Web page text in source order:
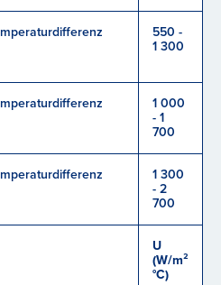
550 -
1 300
1 000
- 1
700
1 300
- 2
700
U
(W/m²
°C)